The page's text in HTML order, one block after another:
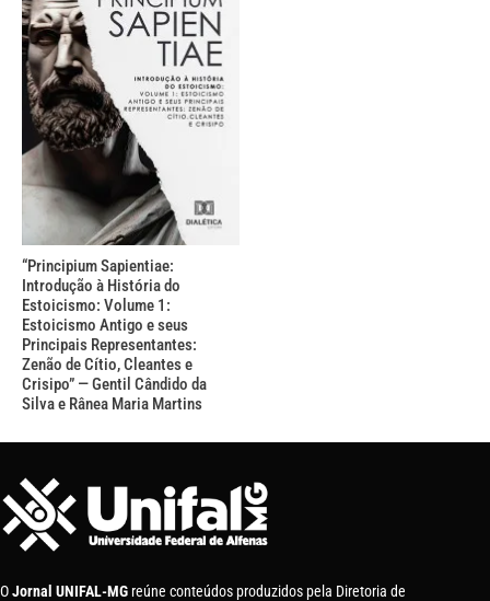
“Principium Sapientiae:
Introdução à História do
Estoicismo: Volume 1:
Estoicismo Antigo e seus
Principais Representantes:
Zenão de Cítio, Cleantes e
Crisipo” — Gentil Cândido da
Silva e Rânea Maria Martins
OJornal UNIFAL-MG reúne conteúdos produzidos pela Diretoria de